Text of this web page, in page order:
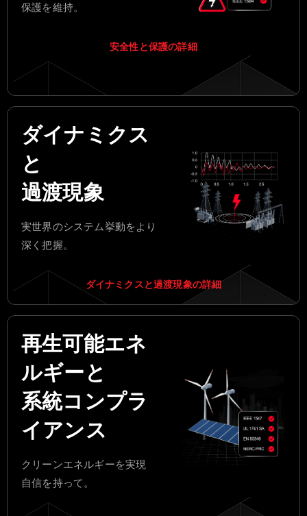
保護を維持。
安全性と保護の詳細
ダイナミクス
と
過渡現象
実世界のシステム挙動をより
深く把握。
ダイナミクスと過渡現象の詳細
再生可能エネ
ルギーと
系統コンプラ
イアンス
クリーンエネルギーを実現
自信を持って。